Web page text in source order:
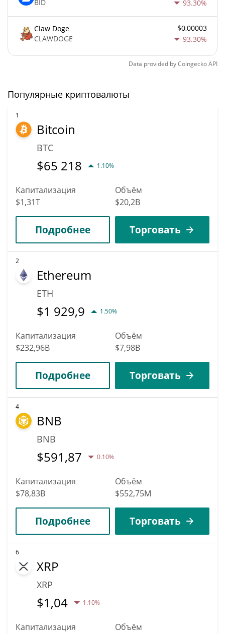
BID 93.30%
Claw Doge
CLAWDOGE
$0,00003
93.30%
Data provided byCoingeckoAPI
Популярные криптовалюты
1
Bitcoin
BTC
$65 218 1.10%
Капитализация
$1,31T
Объём
$20,2B
Подробнее Торговать
2
Ethereum
ETH
$1 929,9 1.50%
Капитализация
$232,96B
Объём
$7,98B
Подробнее Торговать
4
BNB
BNB
$591,87 0.10%
Капитализация
$78,83B
Объём
$552,75M
Подробнее Торговать
6
XRP
XRP
$1,04 1.10%
Капитализация
Объём